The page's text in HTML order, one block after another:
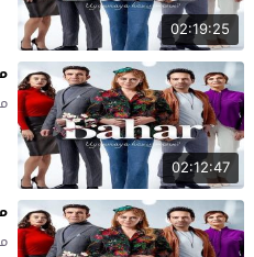
02:19:25
02:12:47